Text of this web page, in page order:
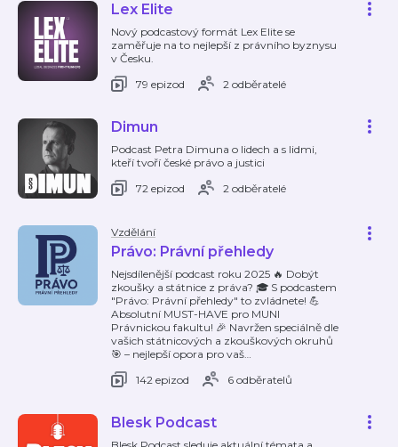
Lex Elite
Nový podcastový formát Lex Elite se
zaměřuje na to nejlepší z právního byznysu
v Česku.
79 epizod
2 odběratelé
Dimun
Podcast Petra Dimuna o lidech a s lidmi,
kteří tvoří české právo a justici
72 epizod
2 odběratelé
Vzdělání
Právo: Právní přehledy
Nejsdílenější podcast roku 2025 🔥 Dobýt
zkoušky a státnice z práva? 🎓 S podcastem
"Právo: Právní přehledy" to zvládnete! 💪
Absolutní MUST-HAVE pro MUNI
Právnickou fakultu! 🎉 Navržen speciálně dle
vašich státnicových a zkouškových okruhů
🎯 – nejlepší opora pro vaš…
142 epizod
6 odběratelů
Blesk Podcast